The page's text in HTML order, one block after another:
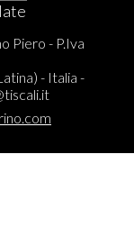
Piero - P.Iva
- Italia -